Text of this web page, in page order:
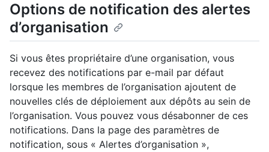
Options de notification des alertes
d’organisation
Si vous êtes propriétaire d’une organisation, vous
recevez des notifications par e-mail par défaut
lorsque les membres de l’organisation ajoutent de
nouvelles clés de déploiement aux dépôts au sein de
l’organisation. Vous pouvez vous désabonner de ces
notifications. Dans la page des paramètres de
notification, sous « Alertes d’organisation »,